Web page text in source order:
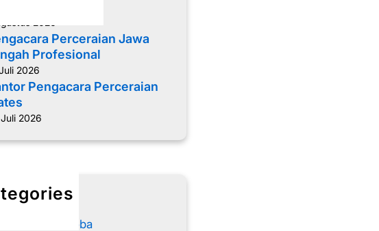
Perceraian Jawa
Profesional
2026
Pengacara Perceraian
2026
advokat
Advokat Narkoba